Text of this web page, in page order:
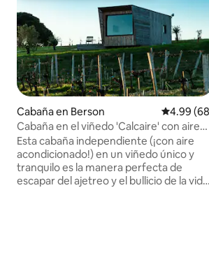
Cabaña en Berson
4.99
Cabaña en el viñedo 'Calcaire' con aire
acondicionado
Esta cabaña independiente (¡con aire
acondicionado!) en un viñedo único y
tranquilo es la manera perfecta de
escapar del ajetreo y el bullicio de la vida